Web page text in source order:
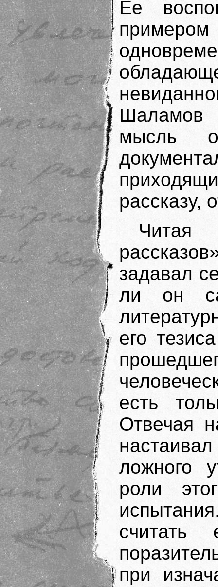
Ее
Шаламов
мысль о
рассказу,
Читая
задавал
ли он
его
есть
Отвечая
ложного
роли
считать
при